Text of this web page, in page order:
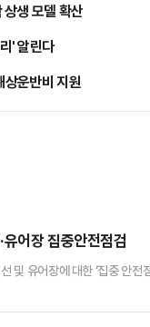
생 모델 확산
' 알린다
운반비 지원
어장 집중안전점검
및 유어장에 대한 ‘집중 안
상을 대상으로 합동 및 자체